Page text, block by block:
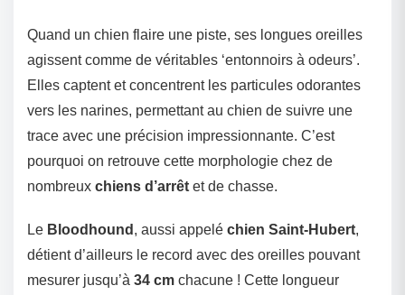
Quand un chien flaire une piste, ses longues oreilles
agissent comme de véritables ‘entonnoirs à odeurs’.
Elles captent et concentrent les particules odorantes
vers les narines, permettant au chien de suivre une
trace avec une précision impressionnante. C’est
pourquoi on retrouve cette morphologie chez de
nombreux chiens d’arrêt et de chasse.
Le Bloodhound , aussi appelé chien Saint-Hubert,
détient d’ailleurs le record avec des oreilles pouvant
mesurer jusqu’à 34 cm chacune ! Cette longueur